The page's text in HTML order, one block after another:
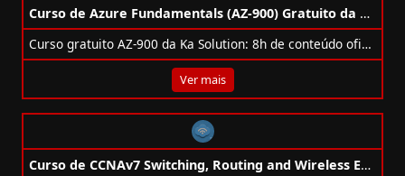
Curso de Azure Fundamentals (AZ-900) Gratuito da Ka Solution
Curso gratuito AZ-900 da Ka Solution: 8h de conteúdo oficial Microsoft para iniciar no Azure e receber certificado.
Ver mais
Curso de CCNAv7 Switching, Routing and Wireless Essentials Gratuito